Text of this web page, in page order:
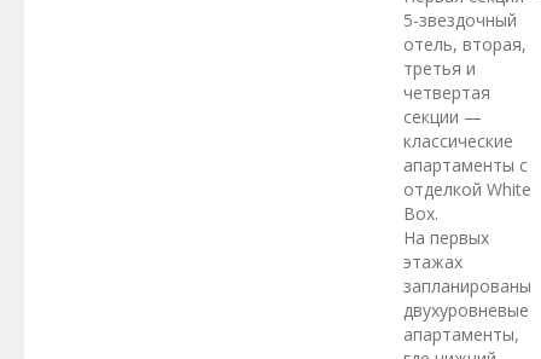
5-звездочный
отель, вторая,
третья и
четвертая
секции —
классические
апартаменты с
отделкой White
Box.
На первых
этажах
запланированы
двухуровневые
апартаменты,